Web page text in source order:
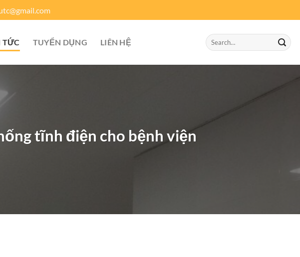
TỨC TUYỂN DỤNG LIÊN HỆ
Search
for:
tĩnh điện cho bệnh viện